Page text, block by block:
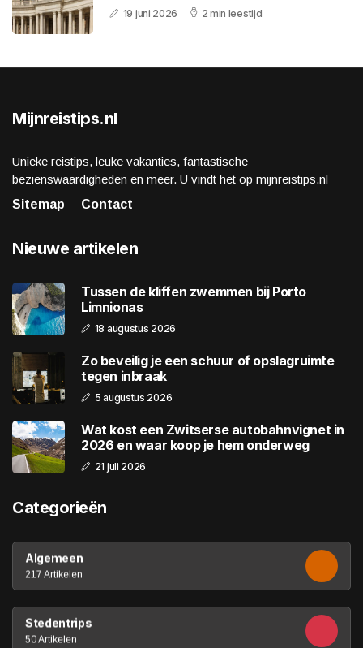
19 juni 2026 2 min leestijd
Mijnreistips.nl
Unieke reistips, leuke vakanties, fantastische
bezienswaardigheden en meer. U vindt het op mijnreistips.nl
Sitemap
Contact
Nieuwe artikelen
Tussen de kliffen zwemmen bij Porto
Limnionas
18 augustus 2026
Zo beveilig je een schuur of opslagruimte
tegen inbraak
5 augustus 2026
Wat kost een Zwitserse autobahnvignet in
2026 en waar koop je hem onderweg
21 juli 2026
Categorieën
Algemeen
217 Artikelen
Stedentrips
50 Artikelen